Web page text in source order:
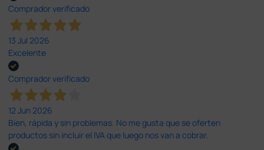
Comprador verificado
13 Jul 2026
Excelente
Comprador verificado
12 Jun 2026
Bien, rápida y sin problemas. No me gusta que se oferten
productos sin incluir el IVA que luego nos van a cobrar.